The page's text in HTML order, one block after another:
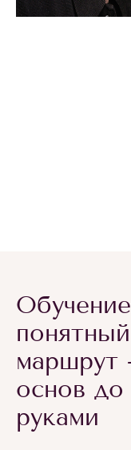
маршрут
основ
руками